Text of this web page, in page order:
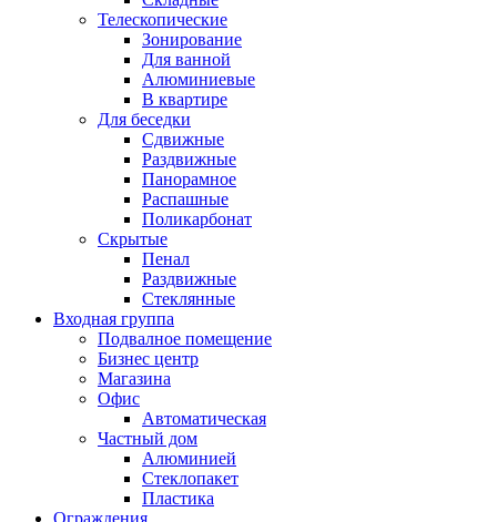
Телескопические
Зонирование
Для ванной
Алюминиевые
В квартире
Для беседки
Сдвижные
Раздвижные
Панорамное
Распашные
Поликарбонат
Скрытые
Пенал
Раздвижные
Стеклянные
Входная группа
Подвалное помещение
Бизнес центр
Магазина
Офис
Автоматическая
Частный дом
Алюминией
Стеклопакет
Пластика
Ограждения